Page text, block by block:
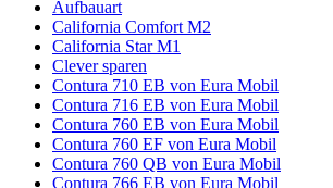
Aufbauart
California Comfort M2
California Star M1
Clever sparen
Contura 710 EB von Eura Mobil
Contura 716 EB von Eura Mobil
Contura 760 EB von Eura Mobil
Contura 760 EF von Eura Mobil
Contura 760 QB von Eura Mobil
Contura 766 EB von Eura Mobil